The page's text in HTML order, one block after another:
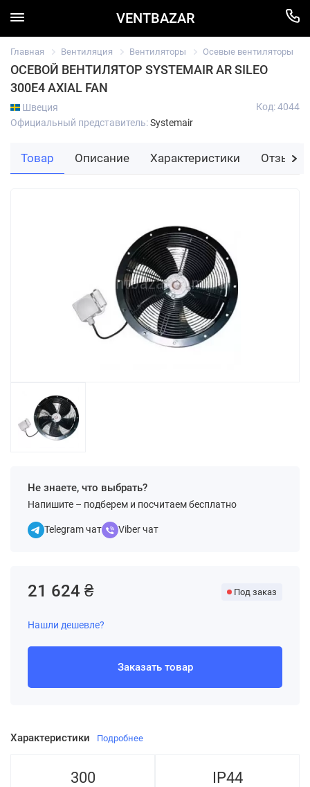
VENTBAZAR
Главная Вентиляция Вентиляторы Осевые вентиляторы
ОСЕВОЙ ВЕНТИЛЯТОР SYSTEMAIR AR SILEO
300E4 AXIAL FAN
Швеция
Официальный представитель:Systemair
Код: 4044
Не знаете, что выбрать?
Напишите – подберем и посчитаем бесплатно
Telegram чат Viber чат
Характеристики Подробнее
300 IP44
21 624 ₴ Под заказ
Нашли дешевле?
Заказать товар
Товар Описание Характеристики Отзывы